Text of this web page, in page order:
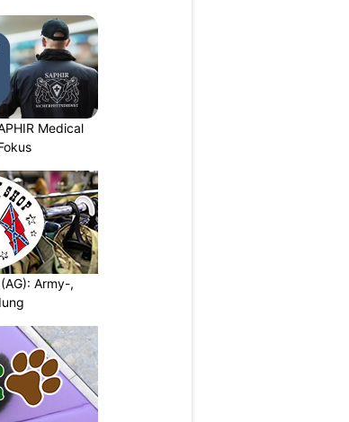
Medical
Army-,